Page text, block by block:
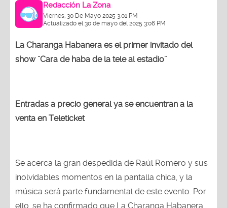
Redacción La Zona
Viernes, 30 De Mayo 2025 3:01 PM
Actualizado el 30 de mayo del 2025 3:06 PM
La Charanga Habanera es el primer invitado del
show ¨Cara de haba de la tele al estadio¨
Entradas a precio general ya se encuentran a la
venta en Teleticket
Se acerca la gran despedida de Raúl Romero y sus
inolvidables momentos en la pantalla chica, y la
música será parte fundamental de este evento. Por
ello, se ha confirmado que La Charanga Habanera